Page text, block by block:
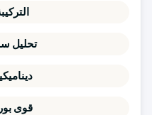
تحليل
قوى